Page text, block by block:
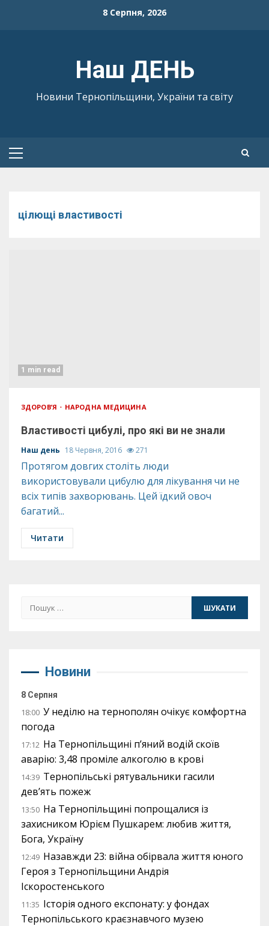
8 Серпня, 2026
Наш ДЕНЬ
Новини Тернопільщини, України та світу
Primary
цілющі властивості
1 min read
ЗДОРОВ’Я НАРОДНА МЕДИЦИНА
Властивості цибулі, про які ви не знали
Наш день 18 Червня, 2016 271
Протягом довгих століть люди
використовували цибулю для лікування чи не
всіх типів захворювань. Цей їдкий овоч
багатий...
Читати
Пошук:
Новини
8 Серпня
18:00 У неділю на тернополян очікує комфортна
погода
17:12 На Тернопільщині п’яний водій скоїв
аварію: 3,48 проміле алкоголю в крові
14:39 Тернопільські рятувальники гасили
дев’ять пожеж
13:50 На Тернопільщині попрощалися із
захисником Юрієм Пушкарем: любив життя,
Бога, Україну
12:49 Назавжди 23: війна обірвала життя юного
Героя з Тернопільщини Андрія
Іскоростенського
11:35 Історія одного експонату: у фондах
Тернопільського краєзнавчого музею